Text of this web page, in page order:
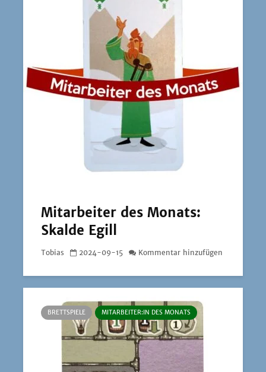
Mitarbeiter des Monats:
Skalde Egill
Tobias 2024-09-15 Kommentar hinzufügen
BRETTSPIELE MITARBEITER:IN DES MONATS